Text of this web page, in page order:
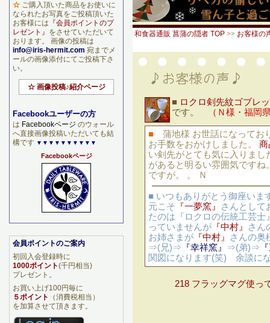
和食器通販 菖蒲の隠者 TOP >> お客様の
■ ロクロ剣先紋ゴブレ
です。
（Ｎ様・福岡
■ 蒲地様 お世話になってお
お手数をおかけしました。 商
い剣先がとても気に入りま
があると明るい雰囲気です
ですが。 。 Ｎ
■ いつもありがとう御座いま
元こそ 『一夢窯』
さんとして
たのは『ロクロの伝統工芸士
っていませんが 『中村』
さん
お姉さまが 『中村』
さんの奥
⇒(兄)⇒ 『幸祥窯』 ⇒(弟)⇒
関図になります(笑) 余談に
218 フラッグマグ使っ
☆ ご購入頂いた商品をお使いに
なられたお写真をご投稿頂いた
お客様には 『会員ポイントのプ
レゼント』 をさせていただいて
おります。 画像の投稿は
info@iris-hermit.com 宛までメ
ールの画像添付にてご投稿下さ
い。
☆ 画像投稿♪紹介ページ
Facebookユーザーの方
は Facebookページ のウォール
へ直接画像投稿いただいても結
構です ▼▼▼▼▼▼▼▼▼▼
Facebookページ
会員ポイントのご案内
初回入会登録時に
1000ポイント(千円相当)
プレゼント。
お買い上げ100円毎に
５ポイント
（消費税相当）
を加算させて頂きます。